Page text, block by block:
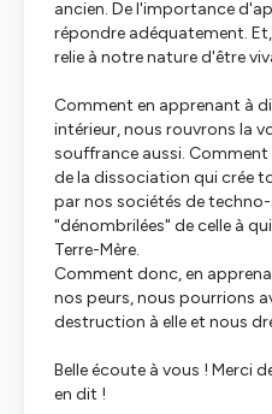
ancien. De l'importance
répondre adéquatement.
relie à notre nature d'être
Comment en apprenant à
intérieur, nous rouvrons la
souffrance aussi.
de la dissociation qui crée
par nos sociétés de
"dénombrilées" de celle à
Terre-Mère.
Comment donc, en
nos peurs, nous pourrions
destruction à elle et nous
Belle écoute à vous ! Merci
en dit !